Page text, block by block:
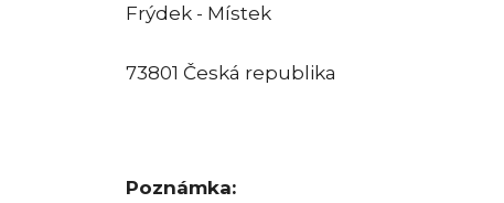
Frýdek - Místek
73801 Česká republika
Poznámka: